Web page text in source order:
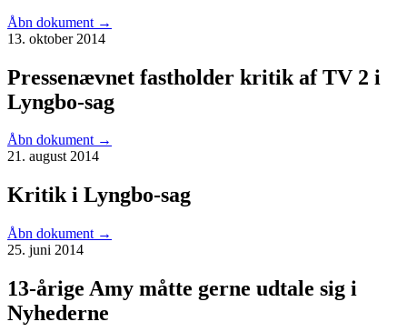
Åbn dokument →
13. oktober 2014
Pressenævnet fastholder kritik af TV 2 i
Lyngbo-sag
Åbn dokument →
21. august 2014
Kritik i Lyngbo-sag
Åbn dokument →
25. juni 2014
13-årige Amy måtte gerne udtale sig i
Nyhederne